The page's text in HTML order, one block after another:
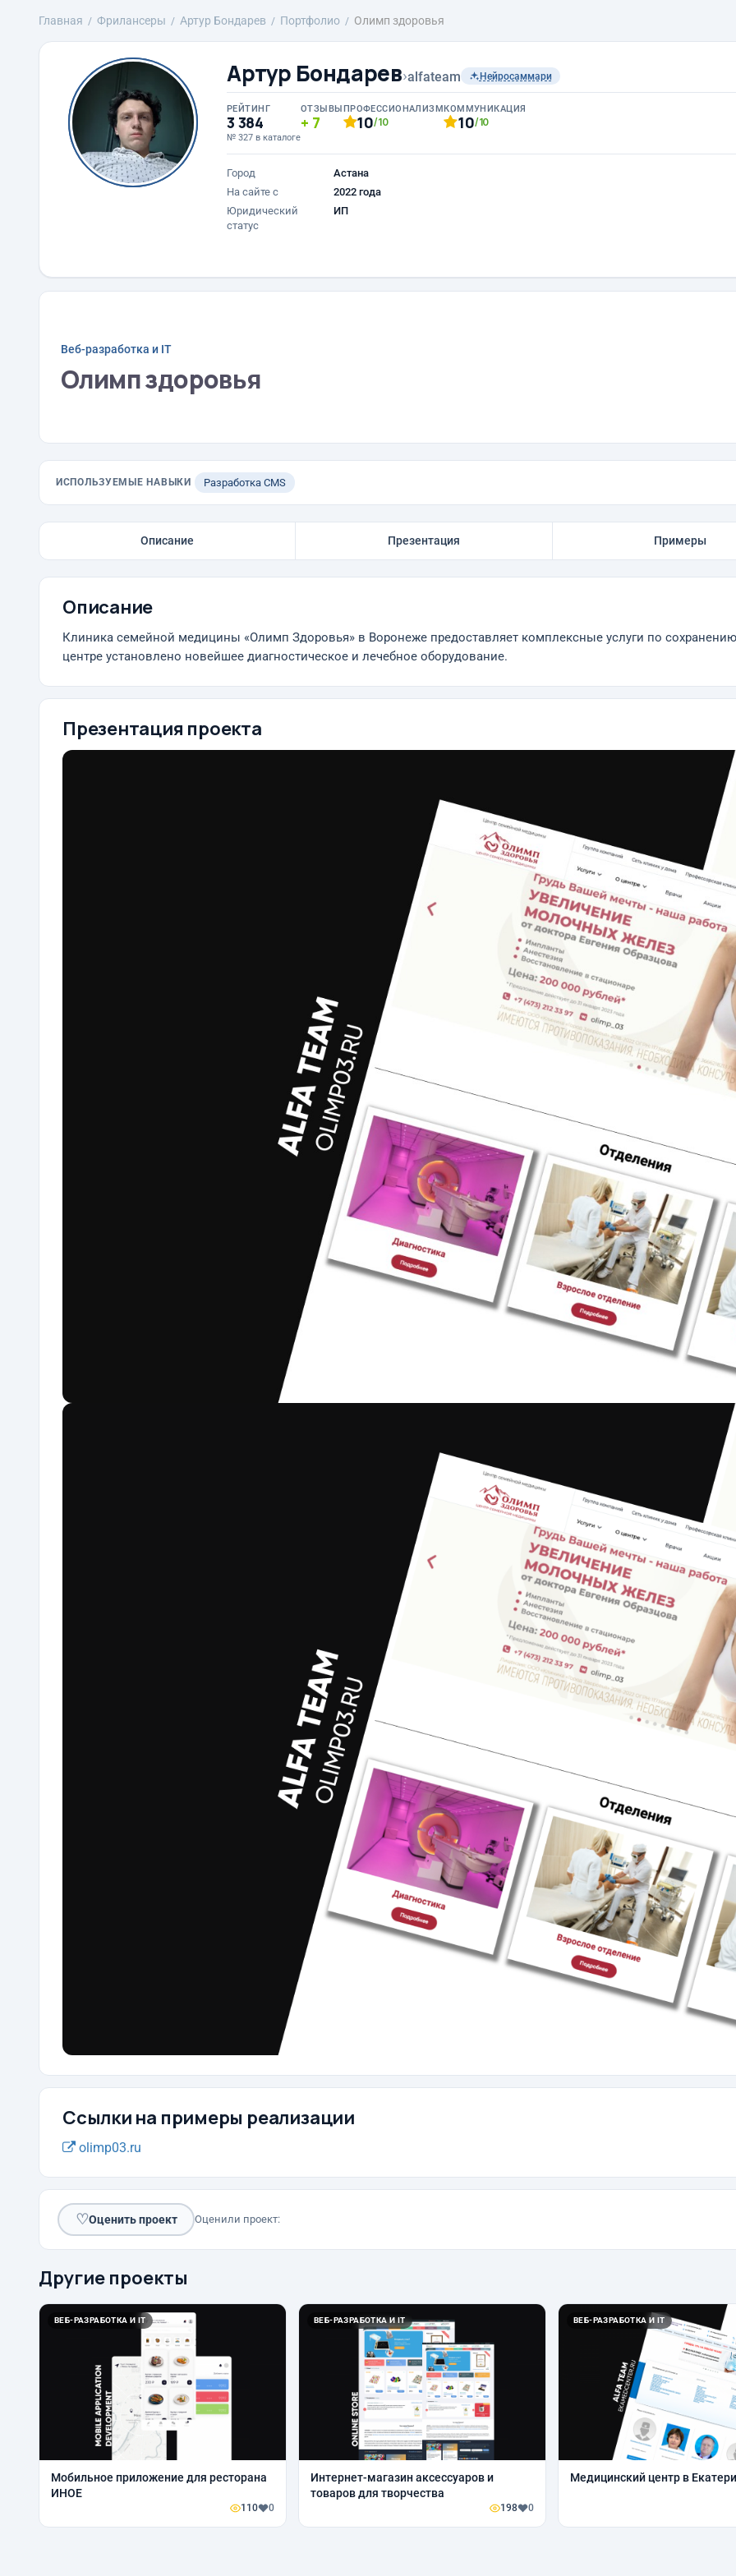
Главная Фрилансеры Артур Бондарев Портфолио Олимп здоровья
Артур Бондарев›alfateam Нейросаммари
РЕЙТИНГ
3 384
№ 327 в каталоге
ОТЗЫВЫ
7
ПРОФЕССИОНАЛИЗМ
10/10
КОММУНИКАЦИЯ
10/10
Город
Астана
На сайте с
2022 года
Юридический
статус
ИП
Веб-разработка и IT
Олимп здоровья
ИСПОЛЬЗУЕМЫЕ НАВЫКИ Разработка CMS
Описание Презентация Примеры
Описание
Клиника семейной медицины «Олимп Здоровья» в Воронеже предоставляет комплексные услуги по
центре установлено новейшее диагностическое и лечебное оборудование.
Презентация проекта
Ссылки на примеры реализации
olimp03.ru
♡Оценить проект Оценили проект:
Другие проекты
ВЕБ-РАЗРАБОТКА И IT
Мобильное приложение для ресторана
ИНОЕ
110 0
ВЕБ-РАЗРАБОТКА И IT
Интернет-магазин аксессуаров и
товаров для творчества
198 0
ВЕБ-РАЗРАБОТКА И IT
Медицинский центр в